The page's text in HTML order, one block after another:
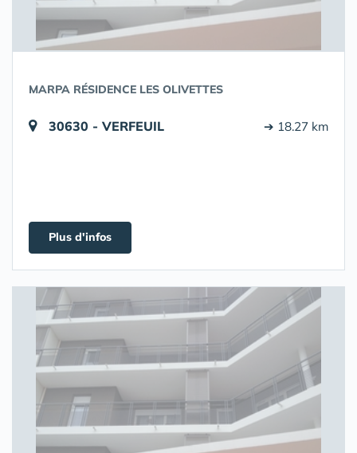
MARPA RÉSIDENCE LES OLIVETTES
30630 - VERFEUIL ➔ 18.27 km
Plus d'infos